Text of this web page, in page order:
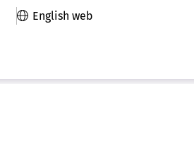
English web